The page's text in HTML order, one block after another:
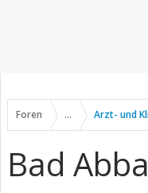
Foren ... Arzt- und
Bad